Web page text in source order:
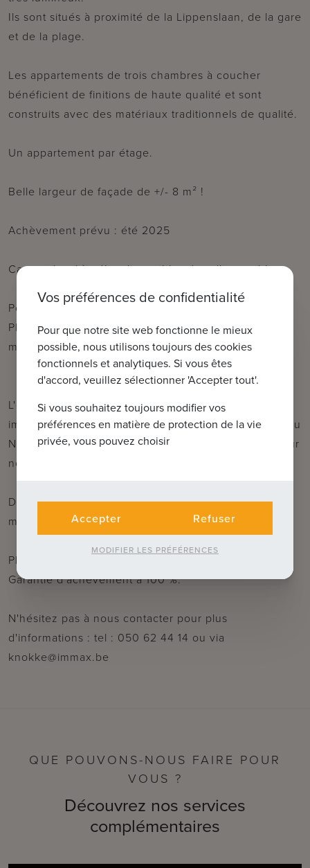
Ils sont situés à proximité de la Lippenslaan, de la gare
et de la plage.
Les appartements de trois chambres à coucher
bénéficient de finitions de haute qualité et sont
construits avec des matériaux traditionnels de qualité.
Un appartement par étage.
Belle largeur de façade de +/- 8 m² !
Achèvement prévu : été 2025
Cave et local à vélos disponibles dans l'immeuble.
Possibilité d'acheter un appartement à 6% de TVA.
Places de parking disponibles dans la résidence
même.
L'emplacement, le concept de plan, la proximité
immédiate du centre animé de Knokke et de la mer du
Nord font de ce projet un excellent investissement sur
notre côte belge.
Décidez-vous maintenant et choisissez vos propres
matériaux de finition !
Plans et spécifications détaillées au bureau.
Garantie d'achèvement à 100 %.
N'hésitez pas à nous contacter pour plus
d'informations : tel : 050 62 44 14 ou via
knokke@immax.be
QUE POUVONS-NOUS FAIRE POUR
VOUS ?
Découvrez nos services
complémentaires
Vos préférences de confidentialité
Pour que notre site web fonctionne le mieux
possible, nous utilisons toujours des cookies
fonctionnels et analytiques. Si vous êtes
d'accord, veuillez sélectionner 'Accepter tout'.
Si vous souhaitez toujours modifier vos
préférences en matière de protection de la vie
privée, vous pouvez choisir
Accepter Refuser
MODIFIER LES PRÉFÉRENCES